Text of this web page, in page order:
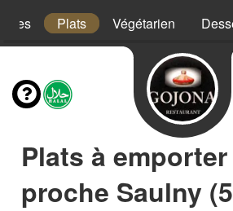
Plats Végétarien
Plats à emporter
proche Saulny